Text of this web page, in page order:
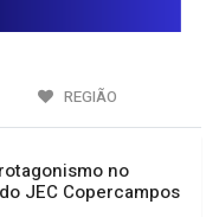
REGIÃO
no
JEC Copercampos